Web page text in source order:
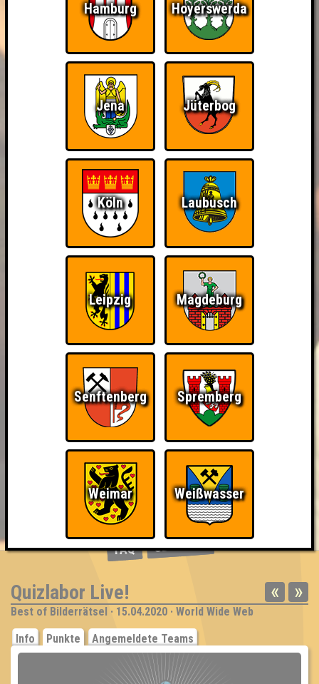
HIGHSCORE RESERVIERUNG
FAQ ÜBER UNS
« »
Quizlabor Live!
Best of Bilderrätsel · 15.04.2020 · World Wide Web
Info
Punkte Angemeldete Teams
Hamburg Hoyerswerda
Jena Jüterbog
Köln Laubusch
Leipzig Magdeburg
Senftenberg Spremberg
Weimar Weißwasser